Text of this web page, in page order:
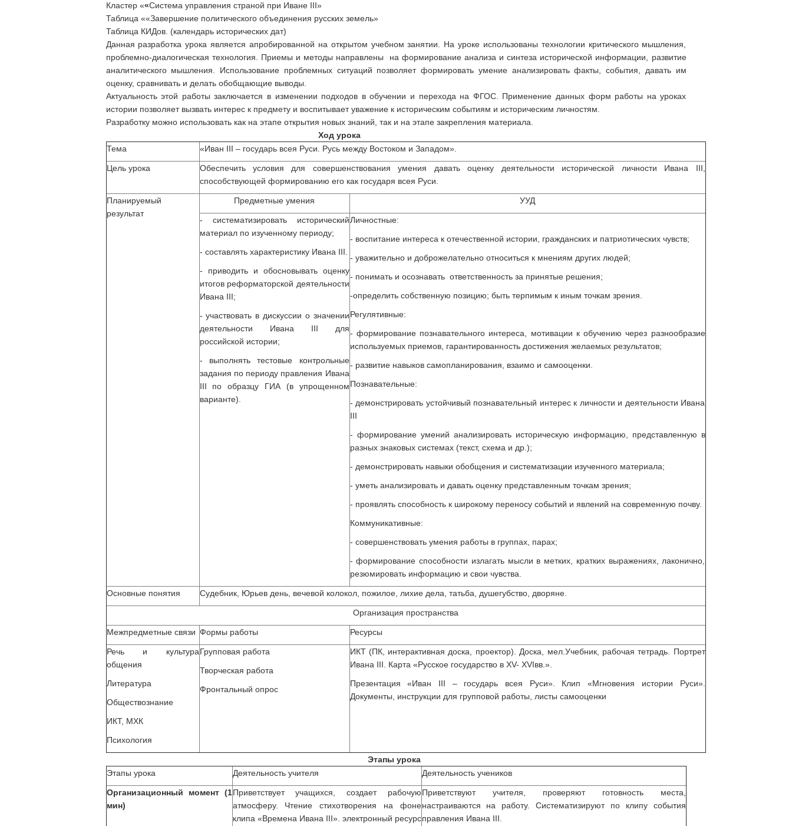
Кластер ««Система управления страной при Иване III»
Таблица ««Завершение политического объединения русских земель»
Таблица КИДов. (календарь исторических дат)
Данная разработка урока является апробированной на открытом учебном занятии. На уроке использованы технологии критического мышления,
проблемно-диалогическая технология. Приемы и методы направлены на формирование анализа и синтеза исторической информации, развитие
аналитического мышления. Использование проблемных ситуаций позволяет формировать умение анализировать факты, события, давать им
оценку, сравнивать и делать обобщающие выводы.
Актуальность этой работы заключается в изменении подходов в обучении и перехода на ФГОС. Применение данных форм работы на уроках
истории позволяет вызвать интерес к предмету и воспитывает уважение к историческим событиям и историческим личностям.
Разработку можно использовать как на этапе открытия новых знаний, так и на этапе закрепления материала.
Ход урока
Тема
«Иван III – государь всея Руси. Русь между Востоком и Западом».
Цель урока
Обеспечить условия для совершенствования умения давать оценку деятельности исторической личности Ивана III,
способствующей формированию его как государя всея Руси.
Планируемый
результат
Предметные умения УУД
- систематизировать исторический
материал по изученному периоду;
- составлять характеристику Ивана III.
- приводить и обосновывать оценку
итогов реформаторской деятельности
Ивана III;
- участвовать в дискуссии о значении
деятельности Ивана III для
российской истории;
- выполнять тестовые контрольные
задания по периоду правления Ивана
III по образцу ГИА (в упрощенном
варианте).
Личностные:
- воспитание интереса к отечественной истории, гражданских и патриотических чувств;
- уважительно и доброжелательно относиться к мнениям других людей;
- понимать и осознавать ответственность за принятые решения;
-определить собственную позицию; быть терпимым к иным точкам зрения.
Регулятивные:
- формирование познавательного интереса, мотивации к обучению через разнообразие
используемых приемов, гарантированность достижения желаемых результатов;
- развитие навыков самопланирования, взаимо и самооценки.
Познавательные:
- демонстрировать устойчивый познавательный интерес к личности и деятельности Ивана
III
- формирование умений анализировать историческую информацию, представленную в
разных знаковых системах (текст, схема и др.);
- демонстрировать навыки обобщения и систематизации изученного материала;
- уметь анализировать и давать оценку представленным точкам зрения;
- проявлять способность к широкому переносу событий и явлений на современную почву.
Коммуникативные:
- совершенствовать умения работы в группах, парах;
- формирование способности излагать мысли в метких, кратких выражениях, лаконично,
резюмировать информацию и свои чувства.
Основные понятия Судебник, Юрьев день, вечевой колокол, пожилое, лихие дела, татьба, душегубство, дворяне.
Организация пространства
Межпредметные связи Формы работы Ресурсы
Речь и культура
общения
Литература
Обществознание
ИКТ, МХК
Психология
Групповая работа
Творческая работа
Фронтальный опрос
ИКТ (ПК, интерактивная доска, проектор). Доска, мел.Учебник, рабочая тетрадь. Портрет
Ивана III. Карта «Русское государство в XV- XVIвв.».
Презентация «Иван III – государь всея Руси». Клип «Мгновения истории Руси».
Документы, инструкции для групповой работы, листы самооценки
Этапы урока
Этапы урока
Деятельность учителя Деятельность учеников
Организационный момент (1
мин)
Приветствует учащихся, создает рабочую
атмосферу. Чтение стихотворения на фоне
клипа «Времена Ивана III». электронный ресурс
Приветствуют учителя, проверяют готовность места,
настраиваются на работу. Систематизируют по клипу события
правления Ивана III.